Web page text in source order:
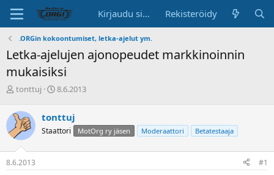
Kirjaudu sisään Rekisteröidy
.ORGin kokoontumiset, letka-ajelut ym.
Letka-ajelujen ajonopeudet markkinoinnin
mukaisiksi
K
s
k
u
s
t
e
tonttuj
A
i
t
s
8.6.2013
tonttuj
Staattori MotOrg ry jäsen Moderaattori Betatestaaja
8.6.2013 #1